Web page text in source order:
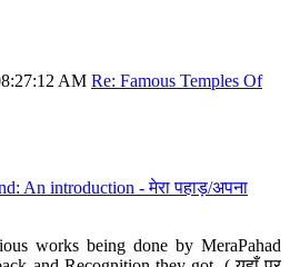
AM Re: Famous Temples Of
An introduction - मेरा पहाड़/अपना
works being done by MeraPahad